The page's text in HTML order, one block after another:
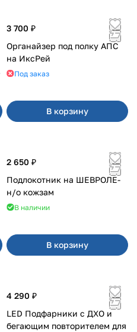
3 700 ₽
Органайзер под полку АПС
на ИксРей
Под заказ
В корзину
2 650 ₽
Подлокотник на ШЕВРОЛЕ-
н/о кожзам
В наличии
В корзину
4 290 ₽
LED Подфарники с ДХО и
бегающим повторителем для